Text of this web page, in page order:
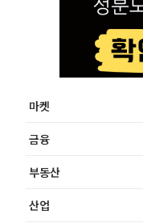
마켓
금융
부동산
산업